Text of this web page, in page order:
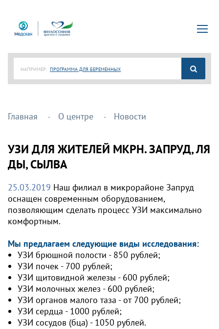
НАПРИМЕР: ПРОГРАММА ДЛЯ БЕРЕМЕННЫХ
Главная О центре Новости
УЗИ ДЛЯ ЖИТЕЛЕЙ МКРН. ЗАПРУД, ЛЯ
ДЫ, СЫЛВА
25.03.2019 Наш филиал в микрорайоне Запруд
оснащен современным оборудованием,
позволяющим сделать процесс УЗИ максимально
комфортным.
Мы предлагаем следующие виды исследования:
УЗИ брюшной полости - 850 рублей;
УЗИ почек - 700 рублей;
УЗИ щитовидной железы - 600 рублей;
УЗИ молочных желез - 600 рублей;
УЗИ органов малого таза - от 700 рублей;
УЗИ сердца - 1000 рублей;
УЗИ сосудов (бца) - 1050 рублей.